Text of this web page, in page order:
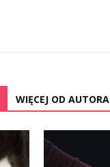
WIĘCEJ OD AUTORA